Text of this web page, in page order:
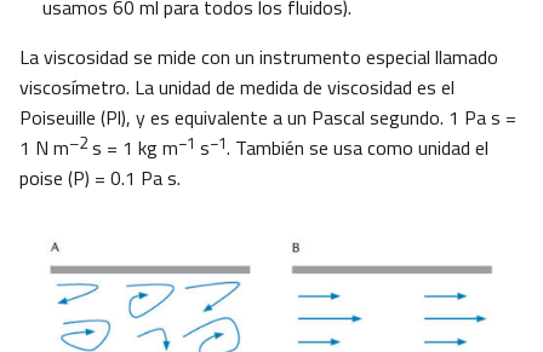
usamos 60 ml para todos los fluidos).
La viscosidad se mide con un instrumento especial llamado
viscosímetro. La unidad de medida de viscosidad es el
Poiseuille (Pl), y es equivalente a un Pascal segundo. 1 Pa s =
1 N m–2s = 1 kg m−1 s−1. También se usa como unidad el
poise (P) = 0.1 Pa s.